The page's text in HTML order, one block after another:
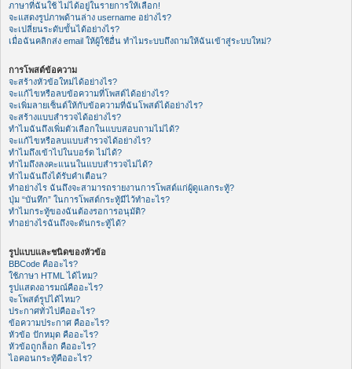
ภาษาที่ฉันใช้ ไม่ได้อยู่ในรายการให้เลือก!
จะแสดงรูปภาพด้านล่าง username อย่างไร?
จะเปลี่ยนระดับขั้นได้อย่างไร?
เมื่อฉันคลิกส่ง email ให้ผู้ใช้อื่น ทำไมระบบถึงถามให้ฉันเข้าสู่ระบบใหม่?
การโพสต์ข้อความ
จะสร้างหัวข้อใหม่ได้อย่างไร?
จะแก้ไขหรือลบข้อความที่โพสต์ได้อย่างไร?
จะเพิ่มลายเซ็นต์ให้กับข้อความที่ฉันโพสต์ได้อย่างไร?
จะสร้างแบบสำรวจได้อย่างไร?
ทำไมฉันถึงเพิ่มตัวเลือกในแบบสอบถามไม่ได้?
จะแก้ไขหรือลบแบบสำรวจได้อย่างไร?
ทำไมถึงเข้าไปในบอร์ด ไม่ได้?
ทำไมถึงลงคะแนนในแบบสำรวจไม่ได้?
ทำไมฉันถึงได้รับคำเตือน?
ทำอย่างไร ฉันถึงจะสามารถรายงานการโพสต์แก่ผู้ดูแลกระทู้?
ปุ่ม “บันทึก” ในการโพสต์กระทู้มีไว้ทำอะไร?
ทำไมกระทู้ของฉันต้องรอการอนุมัติ?
ทำอย่างไรฉันถึงจะดันกระทู้ได้?
รูปแบบและชนิดของหัวข้อ
BBCode คืออะไร?
ใช้ภาษา HTML ได้ไหม?
รูปแสดงอารมณ์คืออะไร?
จะโพสต์รูปได้ไหม?
ประกาศทั่วไปคืออะไร?
ข้อความประกาศ คืออะไร?
หัวข้อ ปักหมุด คืออะไร?
หัวข้อถูกล็อก คืออะไร?
ไอคอนกระทู้คืออะไร?